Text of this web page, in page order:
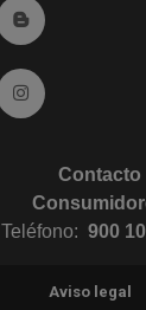
Ir al Blog (abre
Ir a Instagram
Contacto
Teléfono: 900
Aviso legal